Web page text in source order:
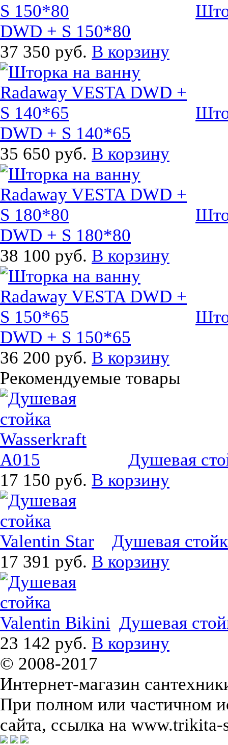
DWD + S 150*80
37 350 руб. В корзину
DWD + S 140*65
35 650 руб. В корзину
DWD + S 180*80
38 100 руб. В корзину
DWD + S 150*65
36 200 руб. В корзину
Рекомендуемые товары
Душевая
17 150 руб. В корзину
Душевая
17 391 руб. В корзину
Душевая
23 142 руб. В корзину
© 2008-2017
Интернет-магазин
При полном или частичном
сайта, ссылка на www.trikita-